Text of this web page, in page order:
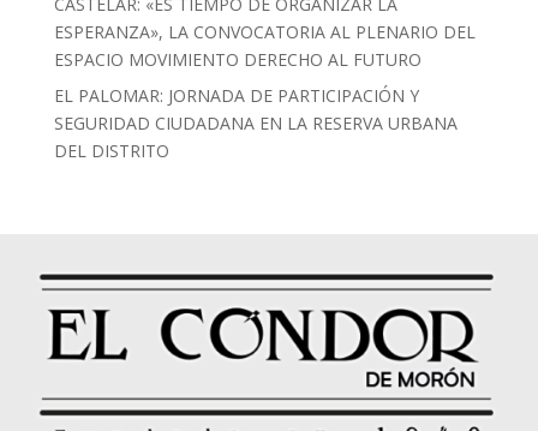
ESPERANZA», LA CONVOCATORIA AL PLENARIO DEL
ESPACIO MOVIMIENTO DERECHO AL FUTURO
EL PALOMAR: JORNADA DE PARTICIPACIÓN Y
SEGURIDAD CIUDADANA EN LA RESERVA URBANA
DEL DISTRITO